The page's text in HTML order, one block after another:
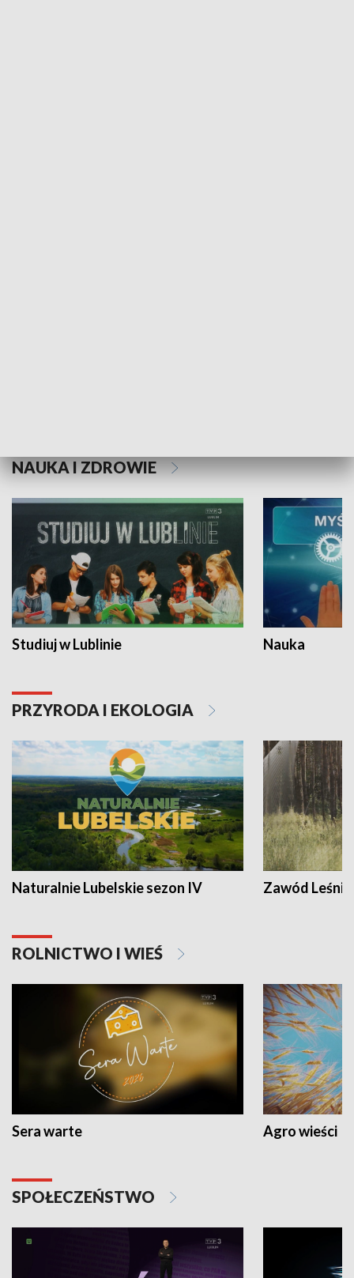
NAUKA I ZDROWIE
Studiuj w Lublinie Nauka
PRZYRODA I EKOLOGIA
Naturalnie Lubelskie sezon IV Zawód Leśnik
ROLNICTWO I WIEŚ
Sera warte Agro wieści
SPOŁECZEŃSTWO